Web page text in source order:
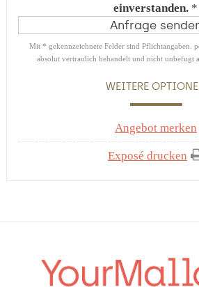
einverstanden. *
Mit * gekennzeichnete Felder sind Pflichtangaben.
absolut vertraulich behandelt und nicht unbefugt
WEITERE
Angebot merken
Exposé drucken